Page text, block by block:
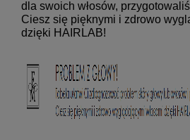
dla swoich włosów,
Ciesz się pięknymi i zdrowo
dzięki HAIRLAB!